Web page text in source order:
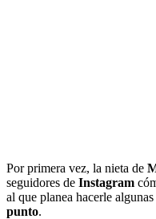
Por primera vez, la nieta de
seguidores de Instagram
al que planea hacerle algunas
punto.